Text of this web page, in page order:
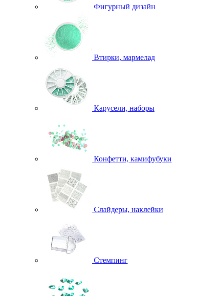
Фигурный дизайн
Втирки, мармелад
Карусели, наборы
Конфетти, камифубуки
Слайдеры, наклейки
Стемпинг